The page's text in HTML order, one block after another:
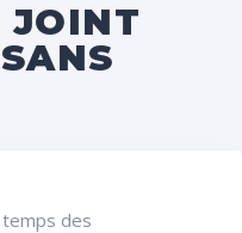
JOINT
des